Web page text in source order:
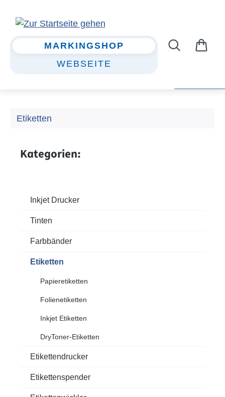
MARKINGSHOP
WEBSEITE
Etiketten
Kategorien:
Inkjet Drucker
Tinten
Farbbänder
Etiketten
Papieretiketten
Folienetiketten
Inkjet Etiketten
DryToner-Etiketten
Etikettendrucker
Etikettenspender